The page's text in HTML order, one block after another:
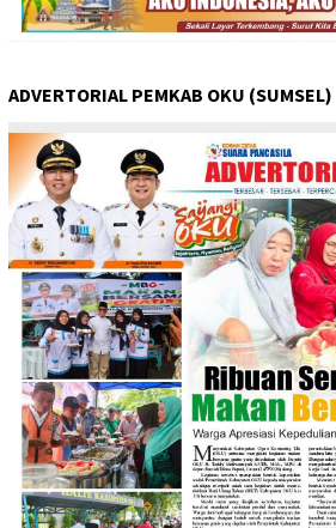
ADVERTORIAL PEMKAB OKU (SUMSEL)